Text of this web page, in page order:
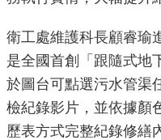
務
網
站
導
衛工處維護科長顧睿瑜
是全國首創「跟隨式地
於圖台可點選污水管渠
檢紀錄影片，並依據顏
歷表方式完整紀錄修繕